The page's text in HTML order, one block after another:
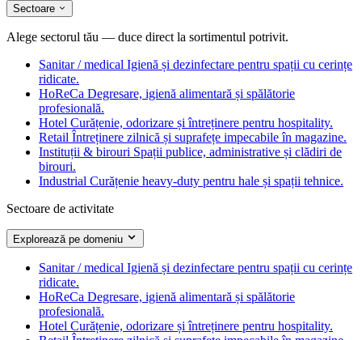
Sectoare
Alege sectorul tău — duce direct la sortimentul potrivit.
Sanitar / medical Igienă și dezinfectare pentru spații cu cerințe
ridicate.
HoReCa Degresare, igienă alimentară și spălătorie
profesională.
Hotel Curățenie, odorizare și întreținere pentru hospitality.
Retail Întreținere zilnică și suprafețe impecabile în magazine.
Instituții & birouri Spații publice, administrative și clădiri de
birouri.
Industrial Curățenie heavy-duty pentru hale și spații tehnice.
Sectoare de activitate
Explorează pe domeniu
Sanitar / medical Igienă și dezinfectare pentru spații cu cerințe
ridicate.
HoReCa Degresare, igienă alimentară și spălătorie
profesională.
Hotel Curățenie, odorizare și întreținere pentru hospitality.